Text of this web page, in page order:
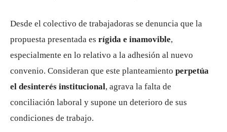
Desde el colectivo de trabajadoras se denuncia que la
propuesta presentada es rígida e inamovible,
especialmente en lo relativo a la adhesión al nuevo
convenio. Consideran que este planteamiento perpetúa
el desinterés institucional, agrava la falta de
conciliación laboral y supone un deterioro de sus
condiciones de trabajo.